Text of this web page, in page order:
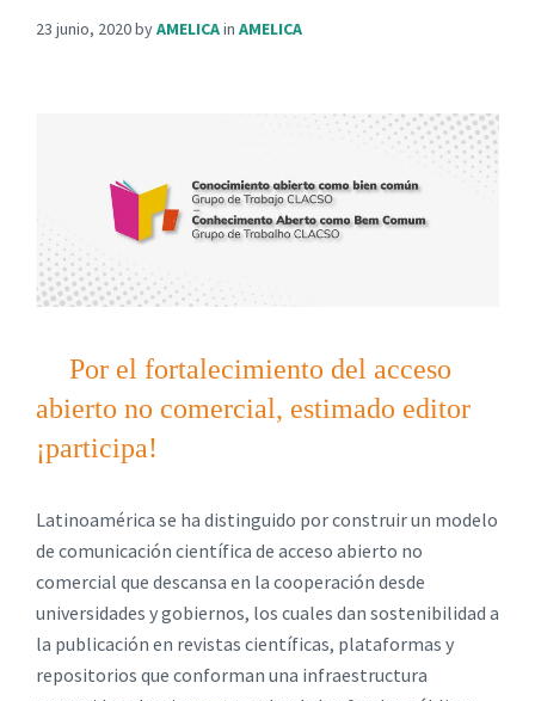
23 junio, 2020byAMELICAin AMELICA
Por el fortalecimiento del acceso
abierto no comercial, estimado editor
¡participa!
Latinoamérica se ha distinguido por construir un modelo
de comunicación científica de acceso abierto no
comercial que descansa en la cooperación desde
universidades y gobiernos, los cuales dan sostenibilidad a
la publicación en revistas científicas, plataformas y
repositorios que conforman una infraestructura